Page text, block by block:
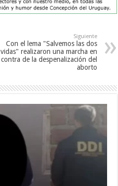
Siguiente
Con el lema "Salvemos las dos
vidas" realizaron una marcha en
contra de la despenalización del
aborto